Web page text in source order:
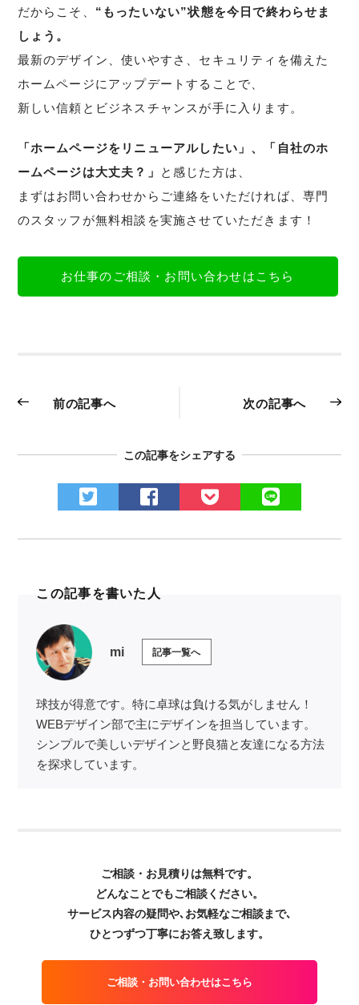
だからこそ、 “もったいない”状態を今日で終わらせま
しょう。
最新のデザイン、使いやすさ、セキュリティを備えた
ホームページにアップデートすることで、
新しい信頼とビジネスチャンスが手に入ります。
「ホームページをリニューアルしたい」、「自社のホ
ームページは大丈夫？」
と感じた方は、
まずはお問い合わせからご連絡をいただければ、専門
のスタッフが無料相談を実施させていただきます！
お仕事のご相談・お問い合わせはこちら
前の記事へ 次の記事へ
この記事をシェアする
この記事を書いた人
mi 記事一覧へ
球技が得意です。特に卓球は負ける気がしません！
WEBデザイン部で主にデザインを担当しています。
シンプルで美しいデザインと野良猫と友達になる方法
を探求しています。
ご相談・お見積りは無料です。
どんなことでもご相談ください。
サービス内容の疑問や､お気軽なご相談まで､
ひとつずつ丁寧にお答え致します。
ご相談・お問い合わせはこちら